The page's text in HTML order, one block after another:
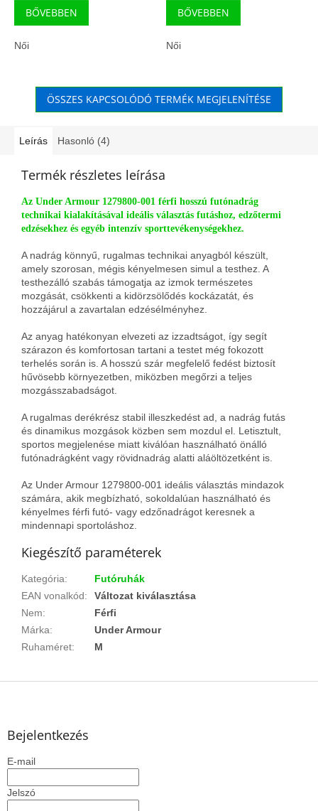
BŐVEBBEN
Női
BŐVEBBEN
Női
ÖSSZES KAPCSOLÓDÓ TERMÉK MEGJELENÍTÉSE
Leírás Hasonló (4)
Termék részletes leírása
Az Under Armour 1279800-001 férfi hosszú futónadrág
technikai kialakításával ideális választás futáshoz, edzőtermi
edzésekhez és egyéb intenzív sporttevékenységekhez.
A nadrág könnyű, rugalmas technikai anyagból készült,
amely szorosan, mégis kényelmesen simul a testhez. A
testhezálló szabás támogatja az izmok természetes
mozgását, csökkenti a kidörzsölődés kockázatát, és
hozzájárul a zavartalan edzésélményhez.
Az anyag hatékonyan elvezeti az izzadtságot, így segít
szárazon és komfortosan tartani a testet még fokozott
terhelés során is. A hosszú szár megfelelő fedést biztosít
hűvösebb környezetben, miközben megőrzi a teljes
mozgásszabadságot.
A rugalmas derékrész stabil illeszkedést ad, a nadrág futás
és dinamikus mozgások közben sem mozdul el. Letisztult,
sportos megjelenése miatt kiválóan használható önálló
futónadrágként vagy rövidnadrág alatti aláöltözetként is.
Az Under Armour 1279800-001 ideális választás mindazok
számára, akik megbízható, sokoldalúan használható és
kényelmes férfi futó- vagy edzőnadrágot keresnek a
mindennapi sportoláshoz.
Kiegészítő paraméterek
Kategória:
Futóruhák
EAN vonalkód:
Változat kiválasztása
Nem:
Férfi
Márka:
Under Armour
Ruhaméret: M
L
Bejelentkezés
E-mail
Jelszó